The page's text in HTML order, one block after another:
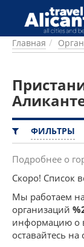
Перейти к
ГОРОДА
ПИТАНИЕ
КЕМПИНГ
КОМАРКИ
РЕЦЕПТЫ
СТАТЬИ
УСЛУГИ
Главная
ФИЛЬТРЫ
Подробнее о
Скоро! Список
Мы работаем
организаций
информацию о
оставайтесь